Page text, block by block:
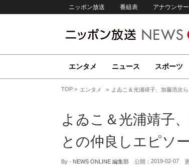
ニッポン放送 番組表 アナウンサ
エンタメ ニュース スポーツ
TOP エンタメ よゐこ＆光浦靖子、加藤浩次
よゐこ＆光浦靖子
との仲良しエピソ
By - NEWS ONLINE 編集部 公開： 2019-02-07 更